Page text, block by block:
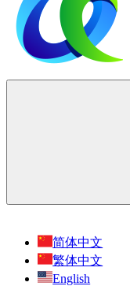
简体中文
繁体中文
English